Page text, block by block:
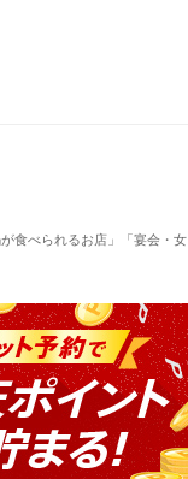
食べられるお店」「宴会・女